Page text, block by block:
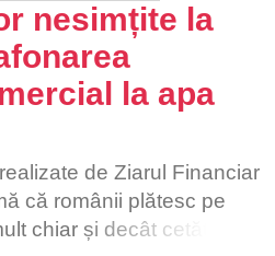
nesimțite la
la apa
de Ziarul Financiar
că românii plătesc pe
chiar și decât cetățenii